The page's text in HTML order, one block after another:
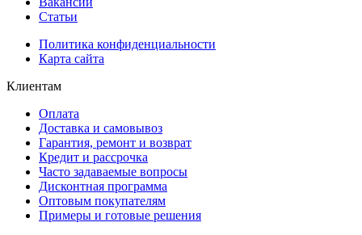
Статьи
Политика конфиденциальности
Карта сайта
Клиентам
Оплата
Доставка и самовывоз
Гарантия, ремонт и возврат
Кредит и рассрочка
Часто задаваемые вопросы
Дисконтная программа
Оптовым покупателям
Примеры и готовые решения